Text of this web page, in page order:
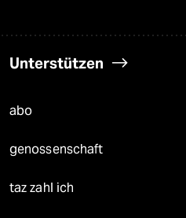
Unterstützen
abo
genossenschaft
taz zahl ich